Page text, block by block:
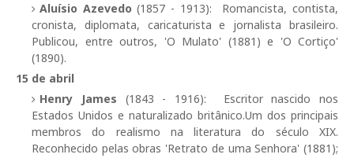
Aluísio Azevedo (1857 - 1913): Romancista, contista,
cronista, diplomata, caricaturista e jornalista brasileiro.
Publicou, entre outros, 'O Mulato' (1881) e 'O Cortiço'
(1890).
15 de abril
Henry James (1843 - 1916): Escritor nascido nos
Estados Unidos e naturalizado britânico.Um dos principais
membros do realismo na literatura do século XIX.
Reconhecido pelas obras 'Retrato de uma Senhora' (1881);